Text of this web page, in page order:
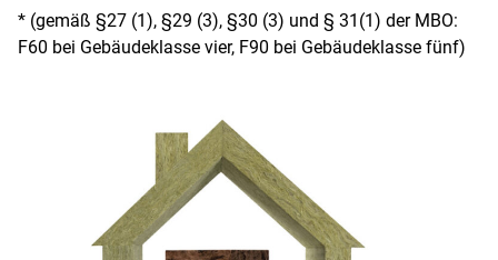
* (gemäß §27 (1), §29 (3), §30 (3) und § 31(1) der MBO:
F60 bei Gebäudeklasse vier, F90 bei Gebäudeklasse fünf)